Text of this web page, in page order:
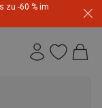
zu -60 % im